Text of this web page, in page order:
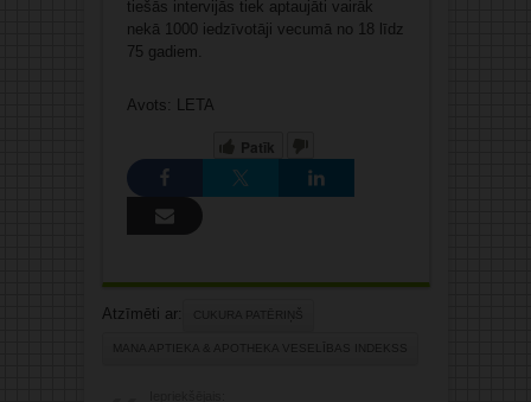
tiešās intervijās tiek aptaujāti vairāk
nekā 1000 iedzīvotāji vecumā no 18 līdz
75 gadiem.
Avots: LETA
Patīk
Atzīmēti ar: CUKURA PATĒRIŅŠ
MANA APTIEKA & APOTHEKA VESELĪBAS INDEKSS